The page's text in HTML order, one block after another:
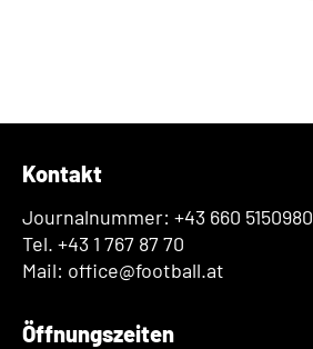
Kontakt
Journalnummer: +43 660 5150980
Tel. +43 1 767 87 70
Mail: office@football.at
Öffnungszeiten